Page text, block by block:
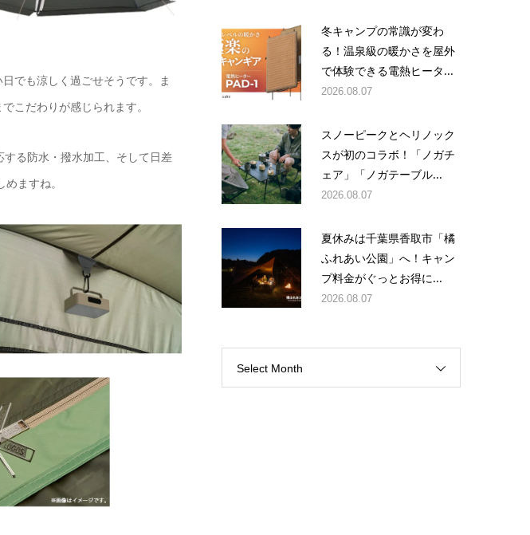
でも涼しく過ごせそうです。ま
こだわりが感じられます。
る防水・撥水加工、そして日差
めますね。
冬キャンプの常識が変わ
る！温泉級の暖かさを屋外
で体験できる電熱ヒータ...
2026.08.07
スノーピークとヘリノック
スが初のコラボ！「ノガチ
ェア」「ノガテーブル...
2026.08.07
夏休みは千葉県香取市「橘
ふれあい公園」へ！キャン
プ料金がぐっとお得に...
2026.08.07
Select Month